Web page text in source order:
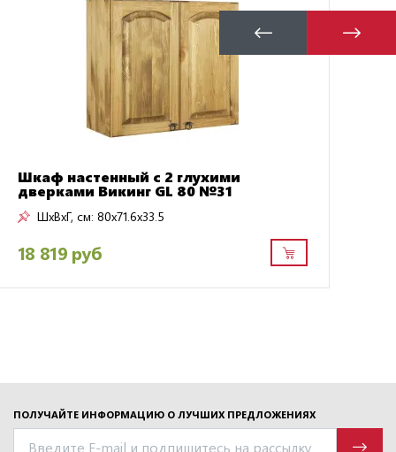
Шкаф настенный с 2 глухими
дверками Викинг GL 80 №31
ШxВxГ, см: 80x71.6x33.5
18 819 руб
ПОЛУЧАЙТЕ ИНФОРМАЦИЮ О ЛУЧШИХ ПРЕДЛОЖЕНИЯХ